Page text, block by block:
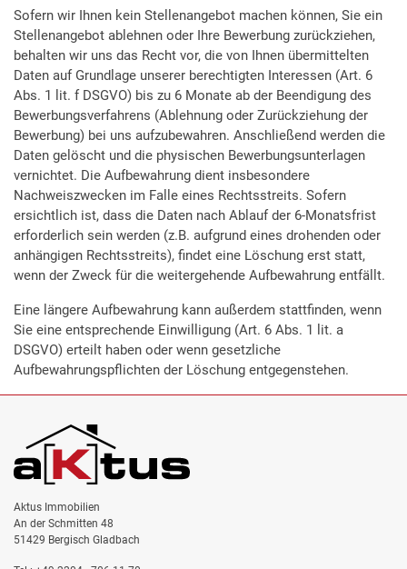
Sofern wir Ihnen kein Stellenangebot machen können, Sie ein
Stellenangebot ablehnen oder Ihre Bewerbung zurückziehen,
behalten wir uns das Recht vor, die von Ihnen übermittelten
Daten auf Grundlage unserer berechtigten Interessen (Art. 6
Abs. 1 lit. f DSGVO) bis zu 6 Monate ab der Beendigung des
Bewerbungsverfahrens (Ablehnung oder Zurückziehung der
Bewerbung) bei uns aufzubewahren. Anschließend werden die
Daten gelöscht und die physischen Bewerbungsunterlagen
vernichtet. Die Aufbewahrung dient insbesondere
Nachweiszwecken im Falle eines Rechtsstreits. Sofern
ersichtlich ist, dass die Daten nach Ablauf der 6-Monatsfrist
erforderlich sein werden (z.B. aufgrund eines drohenden oder
anhängigen Rechtsstreits), findet eine Löschung erst statt,
wenn der Zweck für die weitergehende Aufbewahrung entfällt.
Eine längere Aufbewahrung kann außerdem stattfinden, wenn
Sie eine entsprechende Einwilligung (Art. 6 Abs. 1 lit. a
DSGVO) erteilt haben oder wenn gesetzliche
Aufbewahrungspflichten der Löschung entgegenstehen.
Aktus Immobilien
An der Schmitten 48
51429 Bergisch Gladbach